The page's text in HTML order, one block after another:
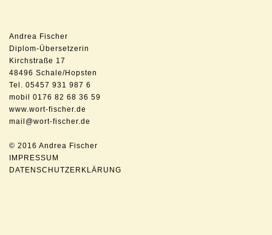
Andrea Fischer
Diplom-Übersetzerin
Kirchstraße 17
48496 Schale/Hopsten
Tel. 05457 931 987 6
mobil 0176 82 68 36 59
www.wort-fischer.de
mail@wort-fischer.de
© 2016 Andrea Fischer
IMPRESSUM
DATENSCHUTZERKLÄRUNG